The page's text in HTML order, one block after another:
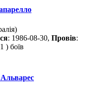
: 1986-08-30, Провів:
) боїв